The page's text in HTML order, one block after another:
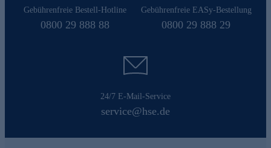
Gebührenfreie Bestell-Hotline
0800 29 888 88
Gebührenfreie EASy-Bestellung
0800 29 888 29
24/7 E-Mail-Service
service@hse.de